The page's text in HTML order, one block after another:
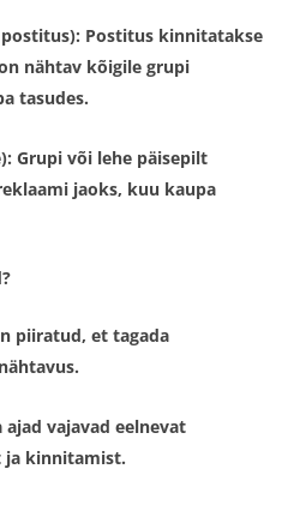
Postitus kinnitatakse
nähtav kõigile grupi
tasudes.
Grupi või lehe päisepilt
jaoks, kuu kaupa
piiratud, et tagada
vajavad eelnevat
ja kinnitamist.